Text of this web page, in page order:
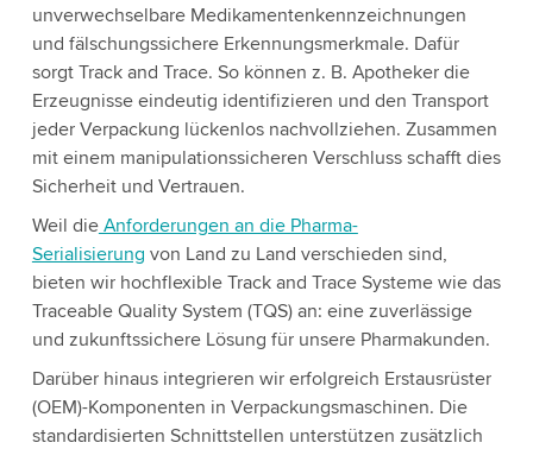
unverwechselbare Medikamentenkennzeichnungen
und fälschungssichere Erkennungsmerkmale. Dafür
sorgt Track and Trace. So können z. B. Apotheker die
Erzeugnisse eindeutig identifizieren und den Transport
jeder Verpackung lückenlos nachvollziehen. Zusammen
mit einem manipulationssicheren Verschluss schafft dies
Sicherheit und Vertrauen.
Weil dieAnforderungen an die Pharma-
Serialisierung von Land zu Land verschieden sind,
bieten wir hochflexible Track and Trace Systeme wie das
Traceable Quality System (TQS) an: eine zuverlässige
und zukunftssichere Lösung für unsere Pharmakunden.
Darüber hinaus integrieren wir erfolgreich Erstausrüster
(OEM)-Komponenten in Verpackungsmaschinen. Die
standardisierten Schnittstellen unterstützen zusätzlich